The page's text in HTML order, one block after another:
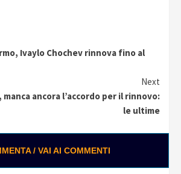
Ivaylo Chochev rinnova fino al
Next
manca ancora l’accordo per il rinnovo:
le ultime
/ VAI AI COMMENTI